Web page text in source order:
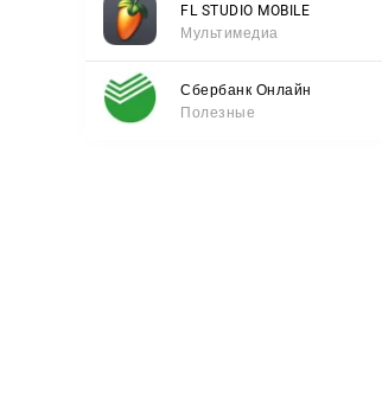
FL STUDIO MOBILE
Мультимедиа
Сбербанк Онлайн
Полезные